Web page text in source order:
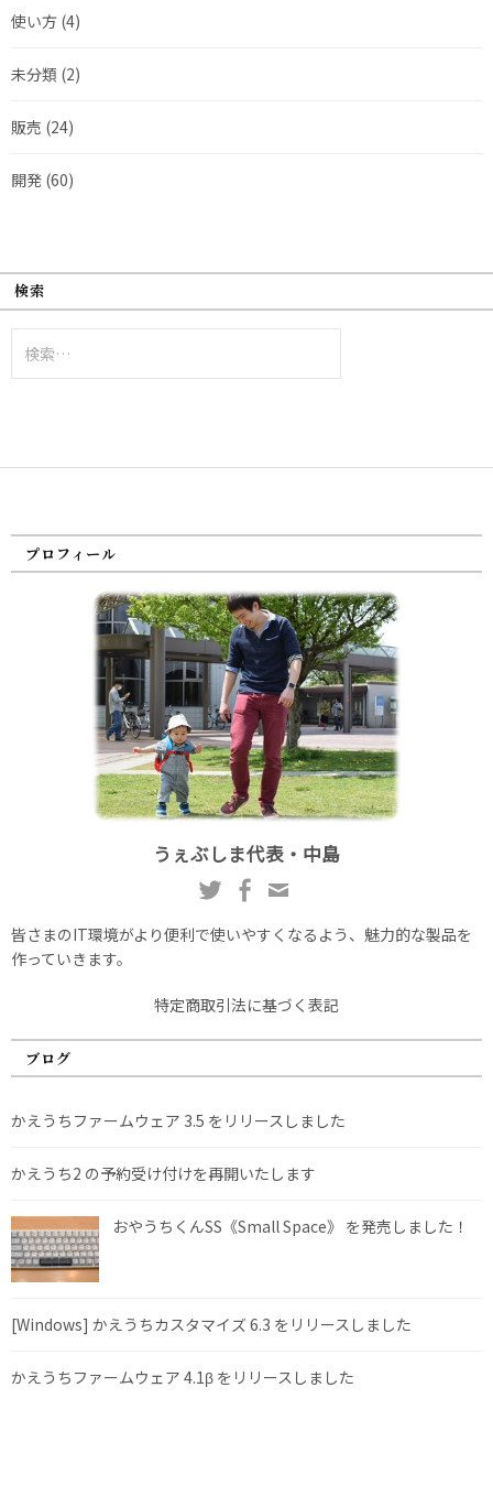
使い方 (4)
未分類 (2)
販売 (24)
開発 (60)
検索
索:
プロフィール
うぇぶしま代表・中島
皆さまのIT環境がより便利で使いやすくなるよう、魅力的な製品を
作っていきます。
特定商取引法に基づく表記
ブログ
かえうちファームウェア 3.5 をリリースしました
かえうち2 の予約受け付けを再開いたします
おやうちくんSS《Small Space》 を発売しました！
[Windows] かえうちカスタマイズ 6.3 をリリースしました
かえうちファームウェア 4.1β をリリースしました